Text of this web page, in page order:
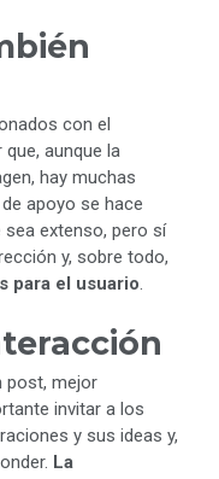
con el
aunque la
hay muchas
apoyo se hace
sea extenso, pero sí
y, sobre todo,
para el usuario.
post, mejor
invitar a los
y sus ideas y,
La